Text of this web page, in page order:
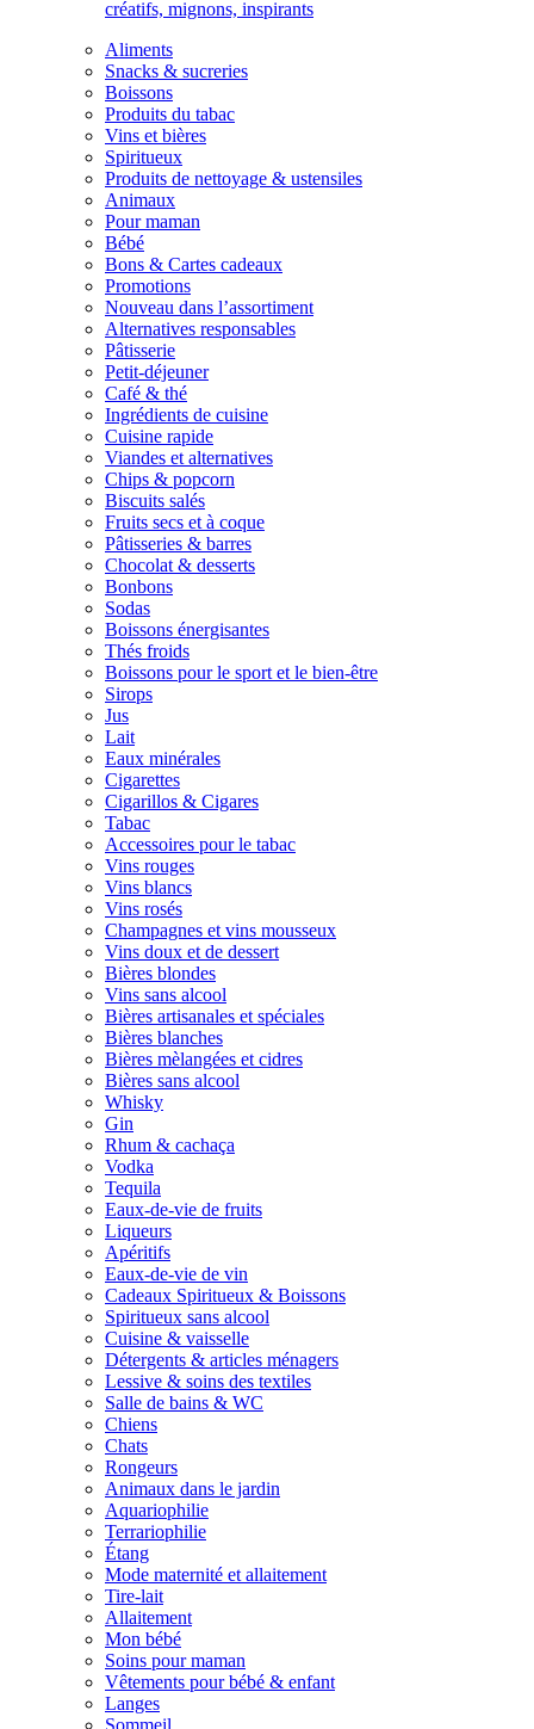
créatifs, mignons, inspirants
Aliments
Snacks & sucreries
Boissons
Produits du tabac
Vins et bières
Spiritueux
Produits de nettoyage & ustensiles
Animaux
Pour maman
Bébé
Bons & Cartes cadeaux
Promotions
Nouveau dans l’assortiment
Alternatives responsables
Pâtisserie
Petit-déjeuner
Café & thé
Ingrédients de cuisine
Cuisine rapide
Viandes et alternatives
Chips & popcorn
Biscuits salés
Fruits secs et à coque
Pâtisseries & barres
Chocolat & desserts
Bonbons
Sodas
Boissons énergisantes
Thés froids
Boissons pour le sport et le bien-être
Sirops
Jus
Lait
Eaux minérales
Cigarettes
Cigarillos & Cigares
Tabac
Accessoires pour le tabac
Vins rouges
Vins blancs
Vins rosés
Champagnes et vins mousseux
Vins doux et de dessert
Bières blondes
Vins sans alcool
Bières artisanales et spéciales
Bières blanches
Bières mèlangées et cidres
Bières sans alcool
Whisky
Gin
Rhum & cachaça
Vodka
Tequila
Eaux-de-vie de fruits
Liqueurs
Apéritifs
Eaux-de-vie de vin
Cadeaux Spiritueux & Boissons
Spiritueux sans alcool
Cuisine & vaisselle
Détergents & articles ménagers
Lessive & soins des textiles
Salle de bains & WC
Chiens
Chats
Rongeurs
Animaux dans le jardin
Aquariophilie
Terrariophilie
Étang
Mode maternité et allaitement
Tire-lait
Allaitement
Mon bébé
Soins pour maman
Vêtements pour bébé & enfant
Langes
Sommeil